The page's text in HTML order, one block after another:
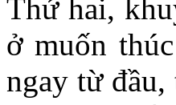
Thứ hai,
ở muốn
ngay từ